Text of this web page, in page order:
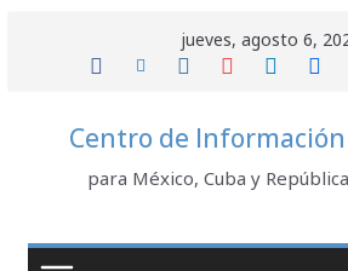
jueves, agosto 6,
Centro de Información
para México, Cuba y